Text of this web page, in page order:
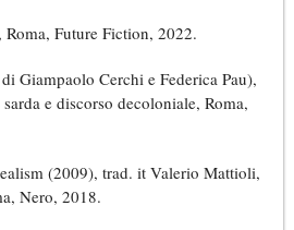
Future Fiction, 2022.
Giampaolo Cerchi e Federica Pau),
e discorso decoloniale, Roma,
(2009), trad. it Valerio Mattioli,
Nero, 2018.